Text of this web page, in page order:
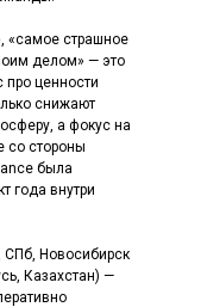
«самое страшное
делом» — это
про ценности
снижают
а фокус на
со стороны
была
года внутри
СПб, Ново­сибирск
Казахстан) —